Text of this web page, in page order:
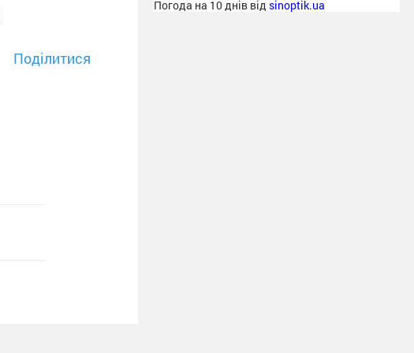
Поділитися
Погода на 10 днів від sinoptik.ua